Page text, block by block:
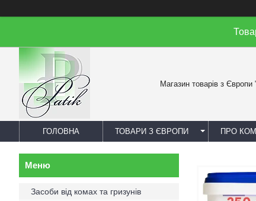
Магазин товарів з Європи
ГОЛОВНА ТОВАРИ З ЄВРОПИ ПРО
Засоби від комах та гризунів